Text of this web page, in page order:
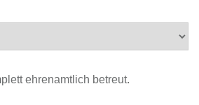
ehrenamtlich betreut.